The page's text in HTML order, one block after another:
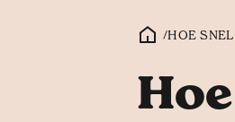
/HOE